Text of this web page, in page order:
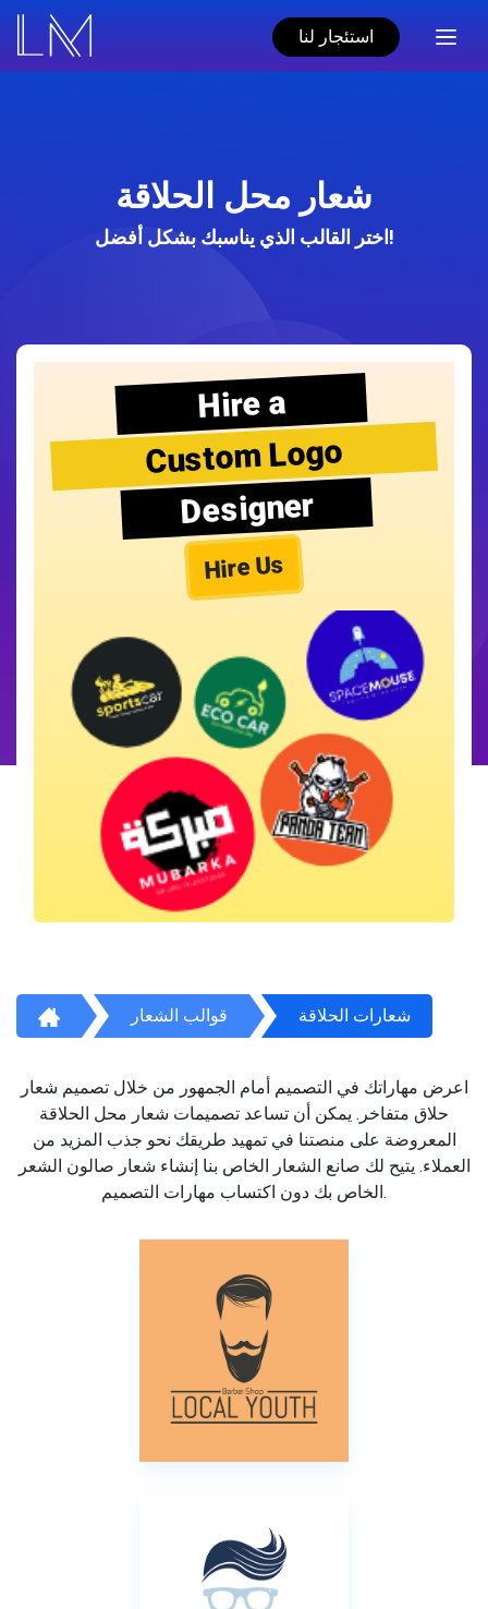
استئجار لنا
شعار محل الحلاقة
اختر القالب الذي يناسبك بشكل أفضل!
Hire a
Custom Logo
Designer
Hire Us
قوالب الشعار شعارات الحلاقة
اعرض مهاراتك في التصميم أمام الجمهور من خلال تصميم شعار
حلاق متفاخر. يمكن أن تساعد تصميمات شعار محل الحلاقة
المعروضة على منصتنا في تمهيد طريقك نحو جذب المزيد من
العملاء. يتيح لك صانع الشعار الخاص بنا إنشاء شعار صالون الشعر
الخاص بك دون اكتساب مهارات التصميم.